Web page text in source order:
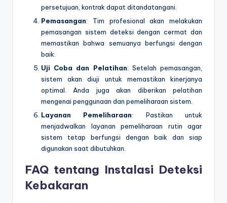
persetujuan, kontrak dapat ditandatangani.
Pemasangan: Tim profesional akan melakukan
pemasangan sistem deteksi dengan cermat dan
memastikan bahwa semuanya berfungsi dengan
baik.
Uji Coba dan Pelatihan: Setelah pemasangan,
sistem akan diuji untuk memastikan kinerjanya
optimal. Anda juga akan diberikan pelatihan
mengenai penggunaan dan pemeliharaan sistem.
Layanan Pemeliharaan: Pastikan untuk
menjadwalkan layanan pemeliharaan rutin agar
sistem tetap berfungsi dengan baik dan siap
digunakan saat dibutuhkan.
FAQ tentang Instalasi Deteksi
Kebakaran